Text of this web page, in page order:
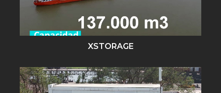
XSTORAGE